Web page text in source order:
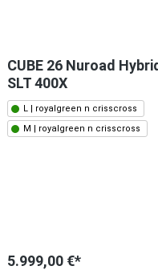
CUBE 26 Nuroad
SLT 400X
L | royalgreen n crisscross
M | royalgreen n crisscross
5.999,00 €*